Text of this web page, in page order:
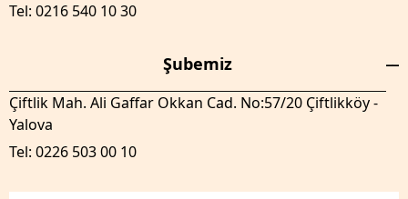
Tel: 0216 540 10 30
Şubemiz
Çiftlik Mah. Ali Gaffar Okkan Cad. No:57/20 Çiftlikköy -
Yalova
Tel: 0226 503 00 10